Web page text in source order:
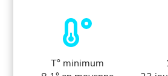
T° minimum